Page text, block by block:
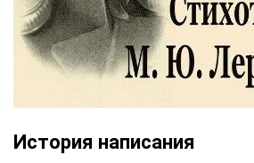
История написания